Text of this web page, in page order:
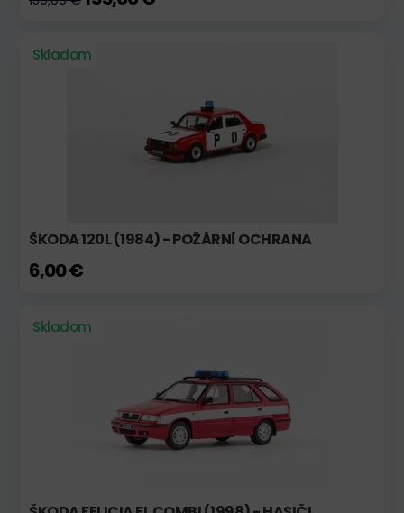
Skladom
ŠKODA 120L (1984) - POŽÁRNÍ OCHRANA
6,00 €
Skladom